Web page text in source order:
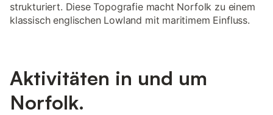
strukturiert. Diese Topografie macht Norfolk zu einem
klassisch englischen Lowland mit maritimem Einfluss.
Aktivitäten in und um
Norfolk.